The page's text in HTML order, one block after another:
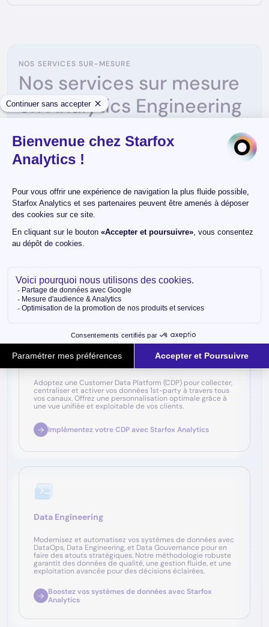
NOS SERVICES SUR-MESURE
Nos services sur mesure
en Analytics Engineering
Architecture Modern Data Stack
avec vos besoins grâce à des technologies avancées
comme BigQuery, Snowflake, dbt, et Airflow. Transformez
vos données en un atout stratégique fiable et performant.
Analytics
Customer Data Platform
Adoptez une Customer Data Platform (CDP) pour collecter,
centraliser et activer vos données 1st-party à travers tous
vos canaux. Offrez une personnalisation optimale grâce à
une vue unifiée et exploitable de vos clients.
Implémentez votre CDP avec Starfox Analytics
Data Engineering
Modernisez et automatisez vos systèmes de données avec
DataOps, Data Engineering, et Data Gouvernance pour en
faire des atouts stratégiques. Notre méthodologie robuste
garantit des données de qualité, une gestion fluide, et une
exploitation avancée pour des décisions éclairées.
Boostez vos systèmes de données avec Starfox
Analytics